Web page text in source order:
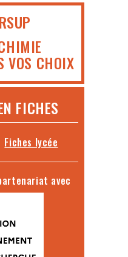
VOS CHOIX
FICHES
Fiches lycée
avec